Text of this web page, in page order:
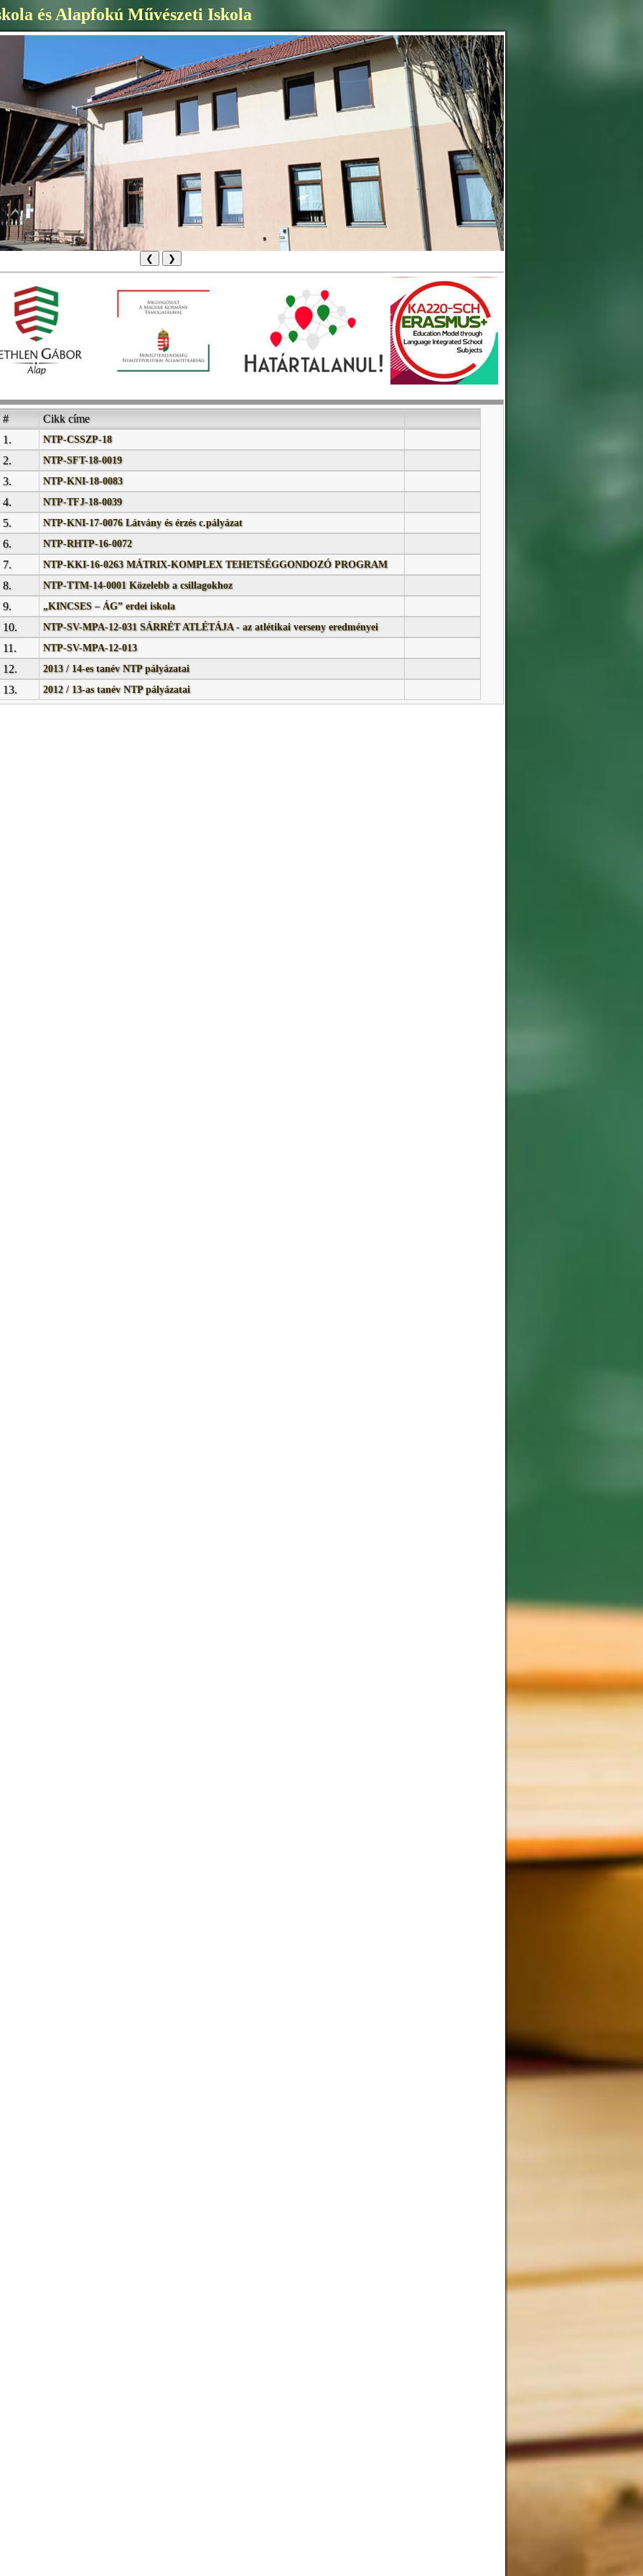
és Alapfokú Művészeti Iskola
❮ ❯
#
Cikk címe
1.
NTP-CSSZP-18
2. NTP-SFT-18-0019
3. NTP-KNI-18-0083
4. NTP-TFJ-18-0039
5. NTP-KNI-17-0076 Látvány és érzés c.pályázat
6. NTP-RHTP-16-0072
7. NTP-KKI-16-0263 MÁTRIX-KOMPLEX TEHETSÉGGONDOZÓ PROGRAM
8. NTP-TTM-14-0001 Közelebb a csillagokhoz
9. „KINCSES – ÁG” erdei iskola
10. NTP-SV-MPA-12-031 SÁRRÉT ATLÉTÁJA - az atlétikai verseny eredményei
11. NTP-SV-MPA-12-013
12. 2013 / 14-es tanév NTP pályázatai
13. 2012 / 13-as tanév NTP pályázatai